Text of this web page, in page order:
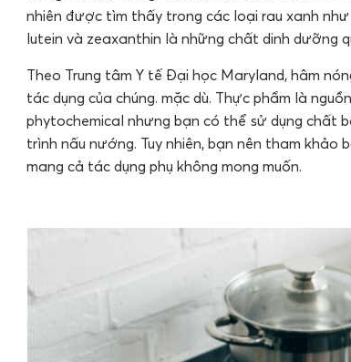
nhiên được tìm thấy trong các loại rau xanh
lutein và zeaxanthin là những chất dinh dưỡng
Theo Trung tâm Y tế Đại học Maryland, hâm
tác dụng của chúng. mặc dù. Thực phẩm là
phytochemical nhưng bạn có thể sử dụng chất
trình nấu nướng. Tuy nhiên, bạn nên tham
mang cả tác dụng phụ không mong muốn.